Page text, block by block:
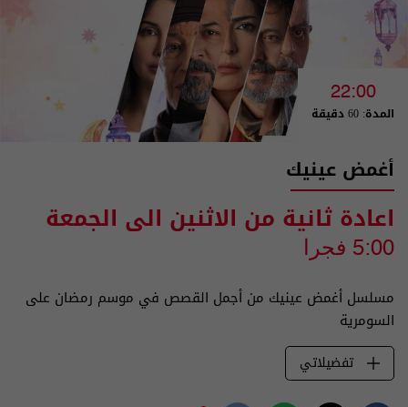
22:00
المدة: 60 دقيقة
أغمض عينيك
اعادة ثانية من الاثنين الى الجمعة
5:00 فجرا
مسلسل أغمض عينيك من أجمل القصص في موسم رمضان على
السومرية
تفضيلاتي